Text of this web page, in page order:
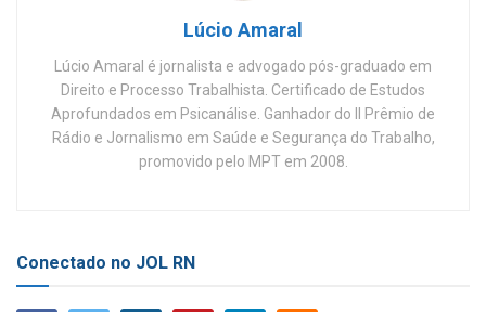
Lúcio Amaral
Lúcio Amaral é jornalista e advogado pós-graduado em
Direito e Processo Trabalhista. Certificado de Estudos
Aprofundados em Psicanálise. Ganhador do II Prêmio de
Rádio e Jornalismo em Saúde e Segurança do Trabalho,
promovido pelo MPT em 2008.
Conectado no JOL RN